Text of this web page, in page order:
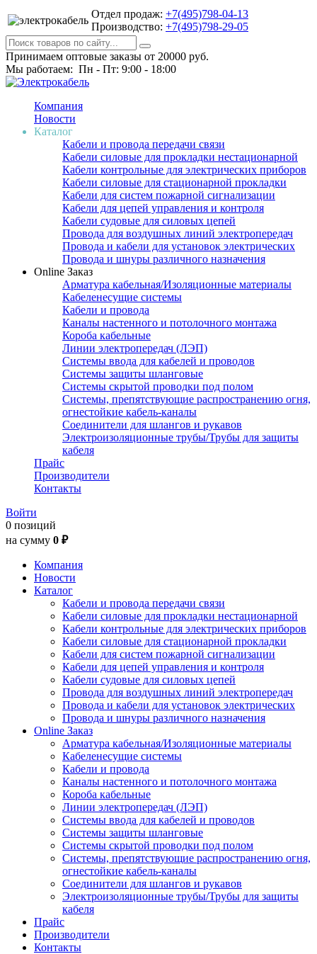
Отдел продаж: +7(495)798-04-13
Производство: +7(495)798-29-05
Принимаем оптовые заказы от 20000 руб.
Мы работаем: Пн - Пт: 9:00 - 18:00
Компания
Новости
Каталог
Кабели и провода передачи связи
Кабели силовые для прокладки нестационарной
Кабели контрольные для электрических приборов
Кабели силовые для стационарной прокладки
Кабели для систем пожарной сигнализации
Кабели для цепей управления и контроля
Кабели судовые для силовых цепей
Провода для воздушных линий электропередач
Провода и кабели для установок электрических
Провода и шнуры различного назначения
Online Заказ
Арматура кабельная/Изоляционные материалы
Кабеленесущие системы
Кабели и провода
Каналы настенного и потолочного монтажа
Короба кабельные
Линии электропередач (ЛЭП)
Системы ввода для кабелей и проводов
Системы защиты шланговые
Системы скрытой проводки под полом
Системы, препятствующие распространению огня,
огнестойкие кабель-каналы
Соединители для шлангов и рукавов
Электроизоляционные трубы/Трубы для защиты
кабеля
Прайс
Производители
Контакты
Войти
0 позиций
на сумму 0 ₽
Компания
Новости
Каталог
Кабели и провода передачи связи
Кабели силовые для прокладки нестационарной
Кабели контрольные для электрических приборов
Кабели силовые для стационарной прокладки
Кабели для систем пожарной сигнализации
Кабели для цепей управления и контроля
Кабели судовые для силовых цепей
Провода для воздушных линий электропередач
Провода и кабели для установок электрических
Провода и шнуры различного назначения
Online Заказ
Арматура кабельная/Изоляционные материалы
Кабеленесущие системы
Кабели и провода
Каналы настенного и потолочного монтажа
Короба кабельные
Линии электропередач (ЛЭП)
Системы ввода для кабелей и проводов
Системы защиты шланговые
Системы скрытой проводки под полом
Системы, препятствующие распространению огня,
огнестойкие кабель-каналы
Соединители для шлангов и рукавов
Электроизоляционные трубы/Трубы для защиты
кабеля
Прайс
Производители
Контакты